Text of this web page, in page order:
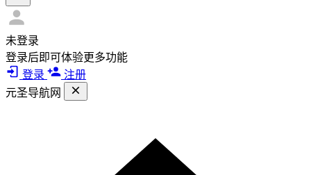
未登录
登录后即可体验更多功能
登录
注册
元圣导航网